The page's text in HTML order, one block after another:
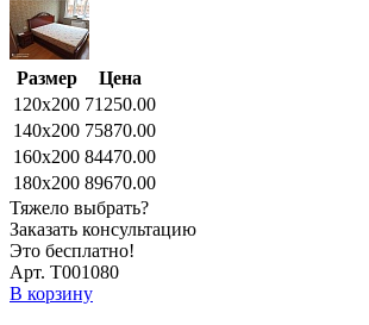
Размер
Цена
120x200 71250.00
140x200 75870.00
160x200 84470.00
180x200 89670.00
Тяжело выбрать?
Заказать консультацию
Это бесплатно!
Арт. Т001080
В корзину